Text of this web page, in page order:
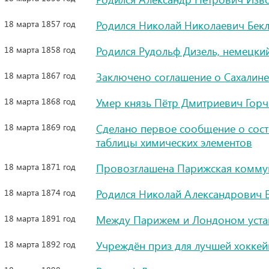
18 марта 1857 год Родился Николай Николаевич
18 марта 1858 год Родился Рудольф Дизель,
18 марта 1867 год Заключено соглашение о
18 марта 1868 год Умер князь Пётр Дмитриевич
18 марта 1869 год
Сделано первое сообщение о
таблицы химических элементов
18 марта 1871 год Провозглашена Парижская
18 марта 1874 год Родился Николай Александрович
18 марта 1891 год Между Парижем и Лондоном
18 марта 1892 год Учреждён приз для лучшей